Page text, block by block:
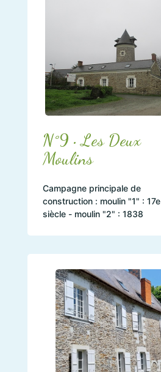
N°9 • Les Deux
Moulins
Campagne principale de
construction : moulin "1" : 17e
siècle - moulin "2" : 1838